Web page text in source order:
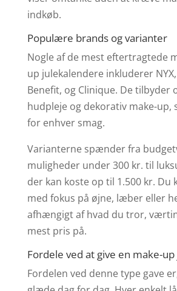
indkøb.
Populære brands og varianter
Nogle af de mest eftertragtede
up julekalendere inkluderer
Benefit, og Clinique. De tilbyder
hudpleje og dekorativ make-up,
for enhver smag.
Varianterne spænder fra
muligheder under 300 kr. til
der kan koste op til 1.500 kr. Du
med fokus på øjne, læber eller
afhængigt af hvad du tror,
mest pris på.
Fordele ved at give en make-
Fordelen ved denne type gave